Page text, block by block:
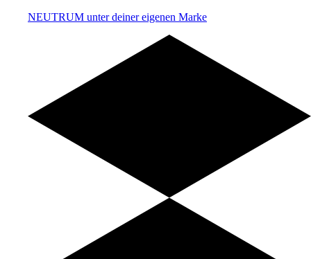
NEUTRUM unter deiner eigenen Marke